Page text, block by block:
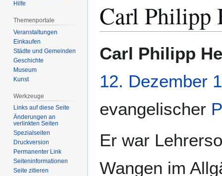
Carl Philipp
Navigation
Suche
Carl Philipp
12. Dezember
evangelischer
Er war
Wangen im
Hilfe
Themenportale
Veranstaltungen
Einkaufen
Städte und Gemeinden
Geschichte
Museum
Kunst
Werkzeuge
Links auf diese Seite
Änderungen an
verlinkten Seiten
Spezialseiten
Druckversion
Permanenter Link
Seiten­­informationen
Seite zitieren